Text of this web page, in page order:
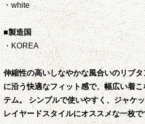
・white
■製造国
・KOREA
伸縮性の高いしなやかな風合いのリブ
に沿う快適なフィット感で、幅広い着
テム。 シンプルで使いやすく、ジャケ
レイヤードスタイルにオススメな一枚で